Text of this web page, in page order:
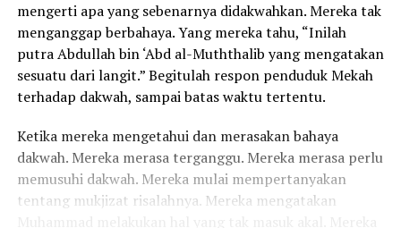
mengerti apa yang sebenarnya didakwahkan. Mereka tak
menganggap berbahaya. Yang mereka tahu, “Inilah
putra Abdullah bin ‘Abd al-Muththalib yang mengatakan
sesuatu dari langit.” Begitulah respon penduduk Mekah
terhadap dakwah, sampai batas waktu tertentu.
Ketika mereka mengetahui dan merasakan bahaya
dakwah. Mereka merasa terganggu. Mereka merasa perlu
memusuhi dakwah. Mereka mulai mempertanyakan
tentang mukjizat risalahnya. Mereka mengatakan